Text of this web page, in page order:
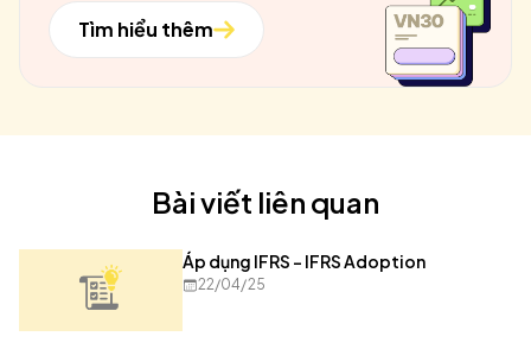
Tìm hiểu thêm
Bài viết liên quan
Áp dụng IFRS - IFRS Adoption
22/04/25